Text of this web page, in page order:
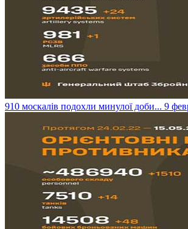
​910 москалів подохли минулої доби... 9